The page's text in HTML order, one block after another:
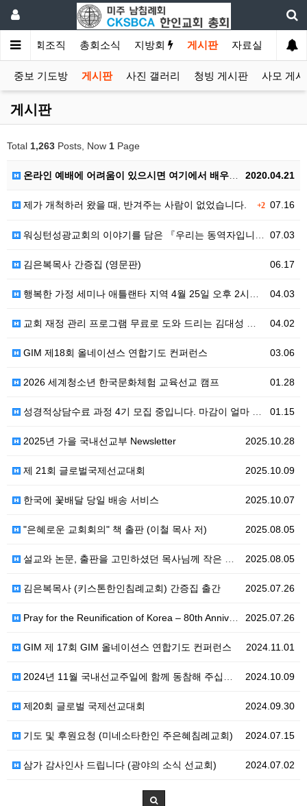
총회조직 총회소식 지방회 게시판 자료실
중보 기도방 게시판 사진 갤러리 청빙 게시판 사모 게
게시판
Total 1,263 Posts, Now 1 Page
2020.04.21
온라인 예배에 어려움이 있으시면 여기에서 배우셔요.
+207.16
제가 개척하러 왔을 때, 반겨주는 사람이 없었습니다.
07.03
워싱턴성광교회의 이야기를 담은 『우리는 동역자입니다』영문판 『The God I Met』
06.17
김은복목사 간증집 (영문판)
04.03
행복한 가정 세미나 애틀랜타 지역 4월 25일 오후 2시부터
04.02
교회 재정 관리 프로그램 무료로 도와 드리는 김대성 목사님의 사랑
03.06
GIM 제18회 올네이션스 연합기도 컨퍼런스
01.28
2026 세계청소년 한국문화체험 교육선교 캠프
01.15
성경적상담수료 과정 4기 모집 중입니다. 마감이 얼마 안 남았네요. 서둘러주세요--
2025.10.28
2025년 가을 국내선교부 Newsletter
2025.10.09
제 21회 글로벌국제선교대회
2025.10.07
한국에 꽃배달 당일 배송 서비스
2025.08.05
"은혜로운 교회회의" 책 출판 (이철 목사 저)
2025.08.05
설교와 논문, 출판을 고민하셨던 목사님께 작은 도움을 드리고 싶습니다!
2025.07.26
김은복목사 (키스톤한인침례교회) 간증집 출간
2025.07.26
Pray for the Reunification of Korea – 80th Anniversary of 8.…
2024.11.01
GIM 제 17회 GIM 올네이션스 연합기도 컨퍼런스
2024.10.09
2024년 11월 국내선교주일에 함께 동참해 주십시오
2024.09.30
제20회 글로벌 국제선교대회
2024.07.15
기도 및 후원요청 (미네소타한인 주은혜침례교회)
2024.07.02
삼가 감사인사 드립니다 (광야의 소식 선교회)